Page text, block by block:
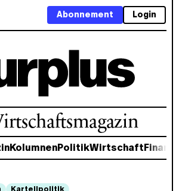
Login
Abonnement
KolumnenPolitikWirtschaft
Kartellpolitik